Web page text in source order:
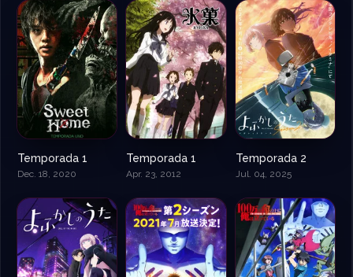
Temporada 1
Dec. 18, 2020
Temporada 1
Apr. 23, 2012
Temporada 2
Jul. 04, 2025